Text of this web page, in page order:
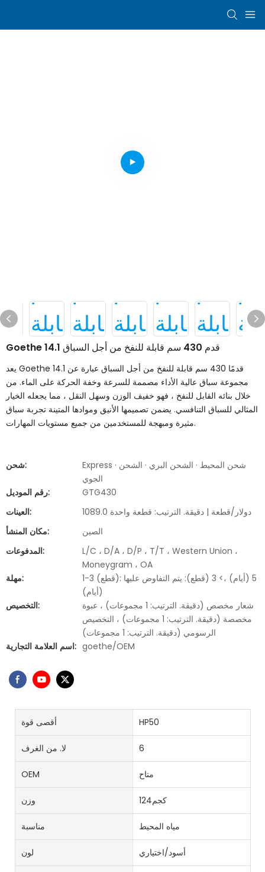
Goethe 14.1 قدم 430 سم قابلة للنفخ من أجل السباق
يعد Goethe 14.1 قدمًا 430 سم قابلة للنفخ من أجل السباق عبارة عن
مجموعة سباق عالية الأداء مصممة للسرعة وخفة الحركة على الماء. من
خلال بنائه القابل للنفخ ، فهو خفيف الوزن وسهل النقل ، مما يجعله الخيار
المثالي للسباق التنافسي. يضمن تصميمها الأنيق وموادها المتينة تجربة سباق
مثيرة ومبهجة للمستخدمين من جميع مستويات المهارات.
شحن:
Express · شحن المحيط · الشحن البري · الشحن
الجوي
رقم الموديل:
GTG430
العينات:
1089.0 دولار/قطعة | دقيقة. الترتيب: قطعة واحدة
مكان المنشأ:
الصين
المدفوعات:
L/C ، D/A ، D/P ، T/T ، Western Union ،
Moneygram ، OA
مهلة:
1-3 (قطع): 5 (أيام) ،> 3 (قطع): يتم التفاوض عليها
(أيام)
التخصيص:
شعار مخصص (دقيقة. الترتيب: 1 مجموعات) ، عبوة
مخصصة (دقيقة. الترتيب: 1 مجموعات) ، التخصيص
الرسومي (دقيقة. الترتيب: 1 مجموعات)
اسم العلامة التجارية: goethe/OEM
أقصى قوة HP50
لا. من الغرف 6
OEM متاح
وزن كجم124
مناسبة مياه المحيط
لون أسود/اختياري